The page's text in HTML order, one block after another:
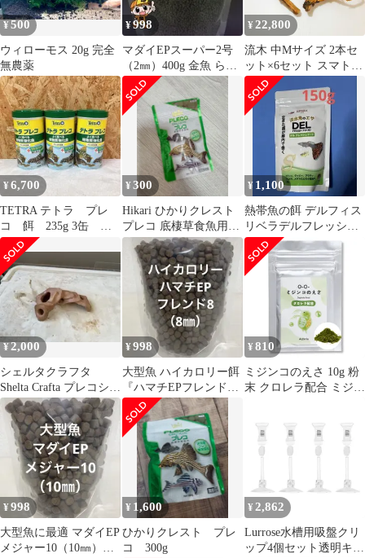
¥500
ウィローモス 20g 完全
無農薬
¥998
マダイEPスーパー2号
（2㎜）400g 金魚 らん
ちゅう 小型熱帯魚の餌
¥22,800
流木 中Mサイズ 2本セ
ット×6セット スマトラ
ウッド インドネシア産
枝流木
¥6,700
TETRA テトラ プレ
コ 餌 235g 3缶 植
物質強化食 プレコの
主食
¥300
Hikari ひかりクレスト
プレコ 底棲草食魚用
15g
¥ 1,100
熱帯魚の餌 デルフィス
リベラデルフレッシュ
フードS 150g 淡水魚
¥2,000
シェルタクラフタ
Shelta Crafta プレコシェ
ルター アクアリウム
用品
¥998
大型魚 ハイカロリー餌
『ハマチEPフレンド
8』8㎜ 400g 高タンパク
高脂肪
¥ 810
ミジンコのえさ 10g 粉
末 クロレラ配合 ミジン
ンプ
¥998
大型魚に最適 マダイEP
メジャー10（10㎜）
¥ 1,600
ひかりクレスト プレ
コ 300g
¥ 2,862
Lurrose水槽用吸盤クリ
ップ4個セット透明キス